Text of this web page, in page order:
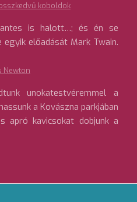
koboldok
is halott…; és én se
előadását Mark Twain.
Newton
unokatestvéremmel a
a Kovászna parkjában
apró kavicsokat dobjunk a